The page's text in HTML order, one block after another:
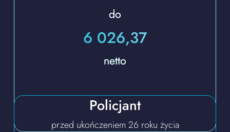
do
6 026,37
netto
Policjant
przed ukończeniem 26 roku życia